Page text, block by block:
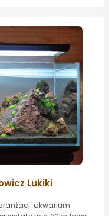
Lukiki
akwarium